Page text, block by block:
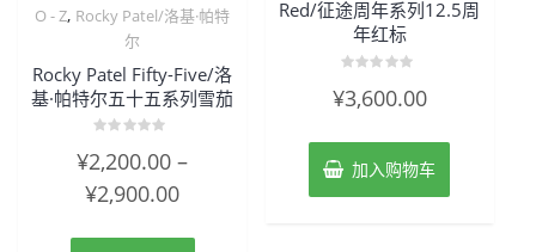
O - Z, Rocky Patel/洛基·帕特
尔
Rocky Patel Fifty-Five/洛
基·帕特尔五十五系列雪茄
分
0
&sol;
5
¥2,200.00 –
¥2,900.00
Red/征途周年系列12.5周
年红标
分
5
¥3,600.00
加入购物车